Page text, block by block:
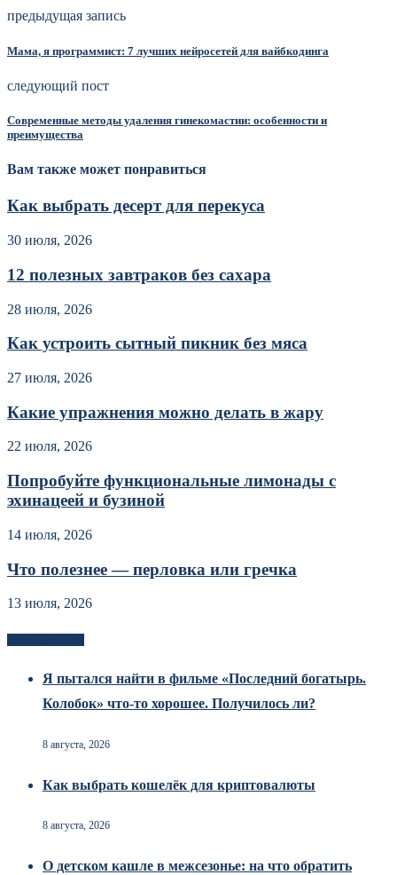
предыдущая запись
Мама, я программист: 7 лучших нейросетей для вайбкодинга
следующий пост
Современные методы удаления гинекомастии: особенности и
преимущества
Вам также может понравиться
Как выбрать десерт для перекуса
30 июля, 2026
12 полезных завтраков без сахара
28 июля, 2026
Как устроить сытный пикник без мяса
27 июля, 2026
Какие упражнения можно делать в жару
22 июля, 2026
Попробуйте функциональные лимонады с
эхинацеей и бузиной
14 июля, 2026
Что полезнее — перловка или гречка
13 июля, 2026
Я пытался найти в фильме «Последний богатырь.
Колобок» что-то хорошее. Получилось ли?
8 августа, 2026
Как выбрать кошелёк для криптовалюты
8 августа, 2026
О детском кашле в межсезонье: на что обратить